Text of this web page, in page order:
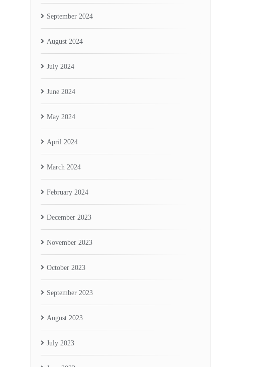
September 2024
August 2024
July 2024
June 2024
May 2024
April 2024
March 2024
February 2024
December 2023
November 2023
October 2023
September 2023
August 2023
July 2023